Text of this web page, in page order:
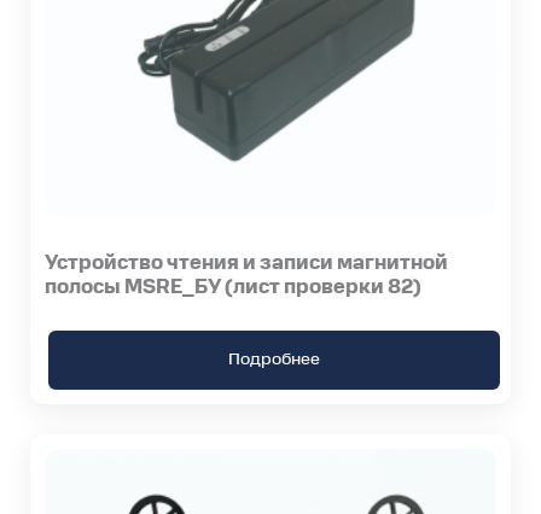
Устройство чтения и записи магнитной
полосы MSRE_БУ (лист проверки 82)
Подробнее